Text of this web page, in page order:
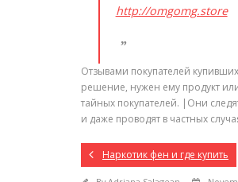
http://omgomg.store
Отзывами покупателей
решение, нужен ему продукт
тайных покупателей. |Они
и даже проводят в частных
Наркотик фен и где купить